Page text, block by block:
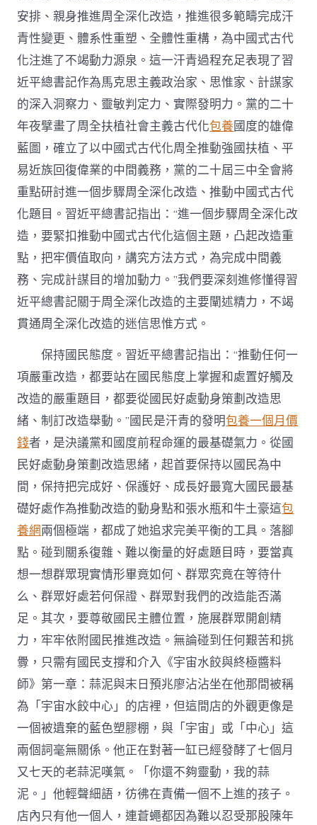
化
改
造
的
迷
信
思
惟
方
式〉
中
安排、親身推進周全深化改造，推進很多範疇完成汗
青性變更、體系性重塑、全體性重構，為中國式古代
化注進了不竭動力源泉。這一汗青過程充足表現了習
近平總書記作為馬克思主義政治家、思惟家、計謀家
的深入洞察力、靈敏判定力、實際發明力。黨的二十
年夜擘畫了周全扶植社會主義古代化包養國度的雄偉
藍圖，確立了以中國式古代化周全推動強國扶植、平
易近族回復偉業的中間義務，黨的二十屆三中全會將
重點研討進一個步驟周全深化改造、推動中國式古代
化題目。習近平總書記指出：“進一個步驟周全深化改
造，要緊扣推動中國式古代化這個主題，凸起改造重
點，把牢價值取向，講究方法方式，為完成中間義
務、完成計謀目的增加動力。”我們要深刻進修懂得習
近平總書記關于周全深化改造的主要闡述精力，不竭
貫通周全深化改造的迷信思惟方式。
保持國民態度。習近平總書記指出：“推動任何一
項嚴重改造，都要站在國民態度上掌握和處置好觸及
改造的嚴重題目，都要從國民好處動身策劃改造思
緒、制訂改造舉動。”國民是汗青的發明包養一個月價
錢者，是決議黨和國度前程命運的最基礎氣力。從國
民好處動身策劃改造思緒，起首要保持以國民為中
間，保持把完成好、保護好、成長好最寬大國民最基
礎好處作為推動改造的動身點和張水瓶和牛土豪這包
養網兩個極端，都成了她追求完美平衡的工具。落腳
點。碰到關系復雜、難以衡量的好處題目時，要當真
想一想群眾現實情形畢竟如何、群眾究竟在等待什
么、群眾好處若何保證、群眾對我們的改造能否滿
足。其次，要尊敬國民主體位置，施展群眾開創精
力，牢牢依附國民推進改造。無論碰到任何艱苦和挑
釁，只需有國民支撐和介入《宇宙水餃與終極醬料
師》第一章：蒜泥與末日預兆廖沾沾坐在他那間被稱
為「宇宙水餃中心」的店裡，但這間店的外觀更像是
一個被遺棄的藍色塑膠棚，與「宇宙」或「中心」這
兩個詞毫無關係。他正在對著一缸已經發酵了七個月
又七天的老蒜泥嘆氣。「你還不夠靈動，我的蒜
泥。」他輕聲細語，彷彿在責備一個不上進的孩子。
店內只有他一個人，連蒼蠅都因為難以忍受那股陳年